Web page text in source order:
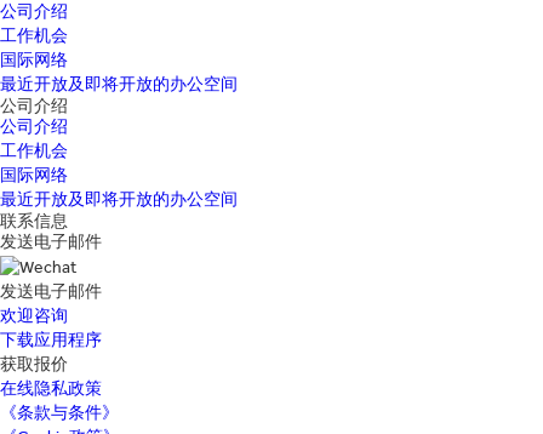
公司介绍
工作机会
国际网络
最近开放及即将开放的办公空间
公司介绍
公司介绍
工作机会
国际网络
最近开放及即将开放的办公空间
联系信息
发送电子邮件
发送电子邮件
欢迎咨询
下载应用程序
获取报价
在线隐私政策
《条款与条件》